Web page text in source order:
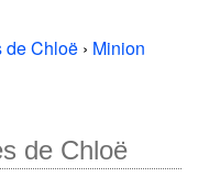
de Chloë › Minion
de Chloë